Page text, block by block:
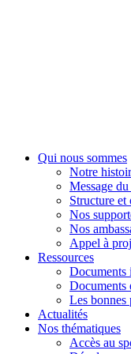
Fondation UEFA
Qui nous sommes
Notre
Message
Structure et
Nos
Nos
Appel à
Ressources
Documents
Documents
Les bonnes
Actualités
Nos thématiques
Accès au